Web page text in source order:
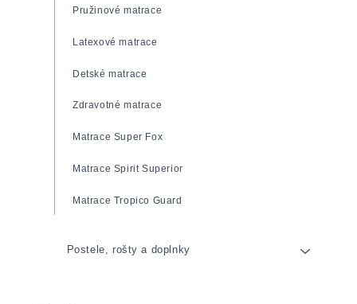
Pružinové matrace
Latexové matrace
Detské matrace
Zdravotné matrace
Matrace Super Fox
Matrace Spirit Superior
Matrace Tropico Guard
Postele, rošty a doplnky